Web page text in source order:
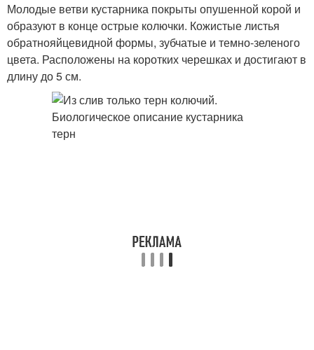
Молодые ветви кустарника покрыты опушенной корой и
образуют в конце острые колючки. Кожистые листья
обратнояйцевидной формы, зубчатые и темно-зеленого
цвета. Расположены на коротких черешках и достигают в
длину до 5 см.